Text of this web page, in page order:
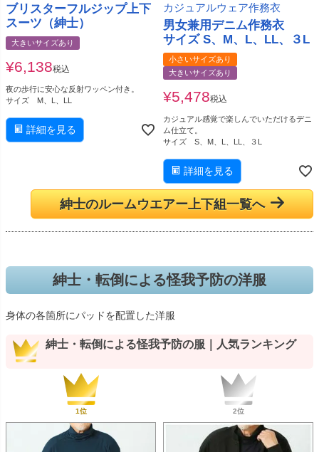
ブリスターフルジップ上下
スーツ（紳士）
大きいサイズあり
¥6,138税込
夜の歩行に安心な反射ワッペン付き。
サイズ M、L、LL
詳細を見る
カジュアルウェア作務衣
男女兼用デニム作務衣
サイズ S、M、L、LL、３L
小さいサイズあり
大きいサイズあり
¥5,478税込
カジュアル感覚で楽しんでいただけるデニ
ム仕立て。
サイズ S、M、L、LL、３L
詳細を見る
紳士のルームウエアー上下組一覧へ
紳士・転倒による怪我予防の洋服
身体の各箇所にパッドを配置した洋服
紳士・転倒による怪我予防の服｜人気ランキング